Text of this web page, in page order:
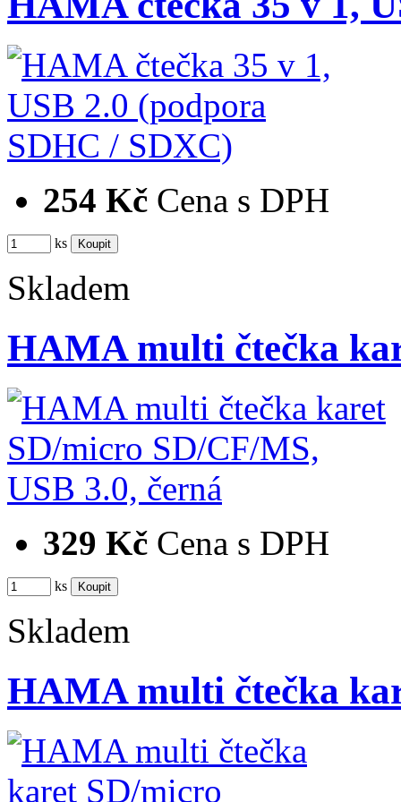
254 Kč Cena s DPH
ks
Skladem
HAMA multi čtečka
329 Kč Cena s DPH
ks
Skladem
HAMA multi čtečka